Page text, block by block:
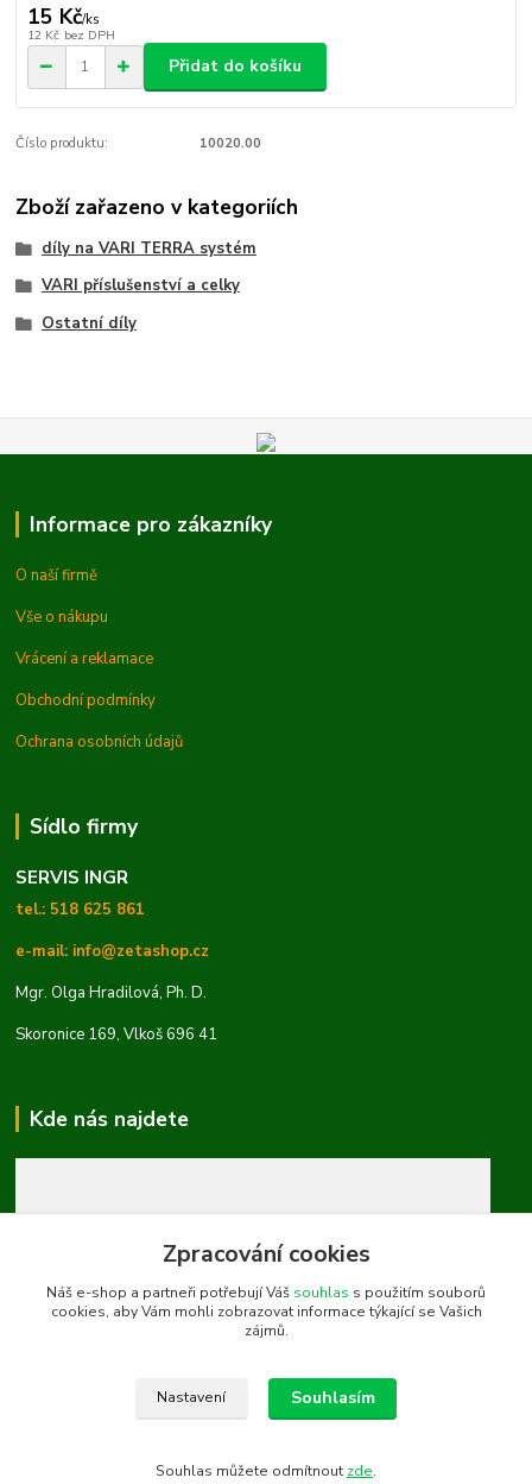
15 Kč/ks
12 Kč bez DPH
Přidat do košíku
Číslo produktu: 10020.00
Zboží zařazeno v kategoriích
díly na VARI TERRA systém
VARI příslušenství a celky
Ostatní díly
Informace pro zákazníky
O naší firmě
Vše o nákupu
Vrácení a reklamace
Obchodní podmínky
Ochrana osobních údajů
Sídlo firmy
SERVIS INGR
tel.: 518 625 861
e-mail: info@zetashop.cz
Mgr. Olga Hradilová, Ph. D.
Skoronice 169, Vlkoš 696 41
Kde nás najdete
Zpracování cookies
Náš e-shop a partneři potřebují Váš souhlas s použitím souborů
cookies, aby Vám mohli zobrazovat informace týkající se Vašich
zájmů.
Nastavení Souhlasím
Souhlas můžete odmítnout zde.